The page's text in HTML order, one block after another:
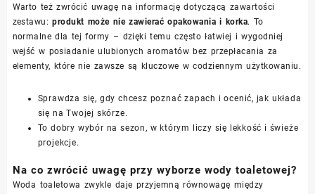
Warto też zwrócić uwagę na informację dotyczącą zawartości
zestawu:produkt może nie zawierać opakowania i korka. To
normalne dla tej formy – dzięki temu często łatwiej i wygodniej
wejść w posiadanie ulubionych aromatów bez przepłacania za
elementy, które nie zawsze są kluczowe w codziennym użytkowaniu.
Sprawdza się, gdy chcesz poznać zapach i ocenić, jak układa
się na Twojej skórze.
To dobry wybór na sezon, w którym liczy się lekkość i świeże
projekcje.
Na co zwrócić uwagę przy wyborze wody toaletowej?
Woda toaletowa zwykle daje przyjemną równowagę między